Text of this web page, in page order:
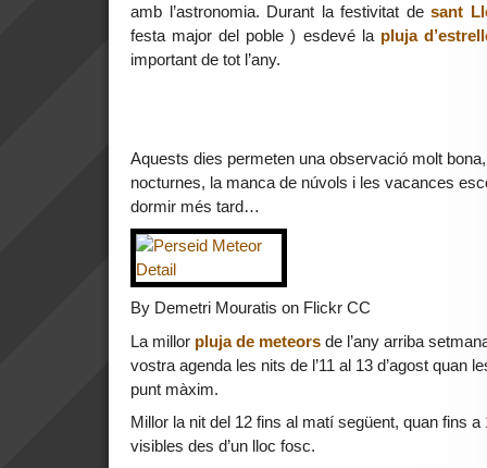
amb l’astronomia. Durant la festivitat de sant
festa major del poble ) esdevé la pluja
important de tot l’any.
Aquests dies permeten una observació molt
nocturnes, la manca de núvols i les vacances
dormir més tard…
By Demetri Mouratis on Flickr CC
La millor pluja de meteors de l’any arriba
vostra agenda les nits de l’11 al 13 d’agost quan
punt màxim.
Millor la nit del 12 fins al matí següent, quan fins
visibles des d’un lloc fosc.